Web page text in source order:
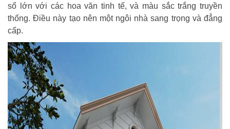
sổ lớn với các hoa văn tinh tế, và màu sắc trắng truyền
thống. Điều này tạo nên một ngôi nhà sang trọng và đẳng
cấp.